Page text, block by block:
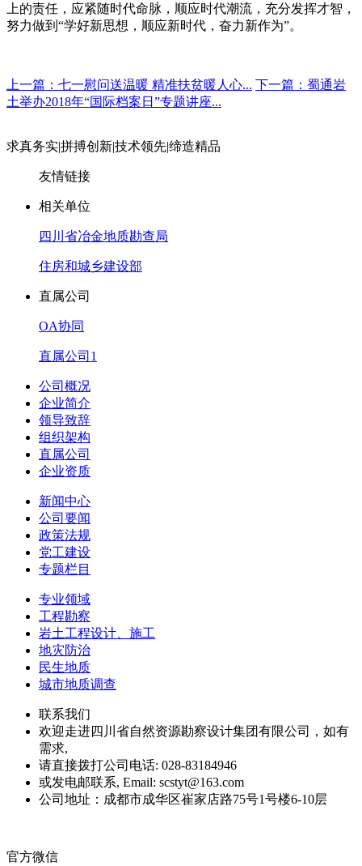
上的责任，应紧随时代命脉，顺应时代潮流，充分发挥才智，
努力做到“学好新思想，顺应新时代，奋力新作为”。
上一篇：七一慰问送温暖 精准扶贫暖人心... 下一篇：蜀通岩
土举办2018年“国际档案日”专题讲座...
求真务实|拼搏创新|技术领先|缔造精品
友情链接
相关单位
四川省冶金地质勘查局
住房和城乡建设部
直属公司
OA协同
直属公司1
公司概况
企业简介
领导致辞
组织架构
直属公司
企业资质
新闻中心
公司要闻
政策法规
党工建设
专题栏目
专业领域
工程勘察
岩土工程设计、施工
地灾防治
民生地质
城市地质调查
联系我们
欢迎走进四川省自然资源勘察设计集团有限公司，如有
需求,
请直接拨打公司电话: 028-83184946
或发电邮联系, Email: scstyt@163.com
公司地址：成都市成华区崔家店路75号1号楼6-10层
官方微信